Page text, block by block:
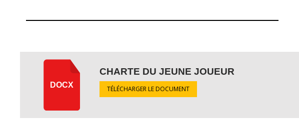
DOCX
CHARTE DU JEUNE JOUEUR
TÉLÉCHARGER LE DOCUMENT